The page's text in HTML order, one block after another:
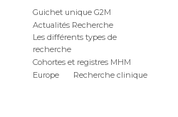
Guichet unique G2M
Actualités Recherche
Les différents types de
recherche
Cohortes et registres MHM
Europe
Recherche clinique